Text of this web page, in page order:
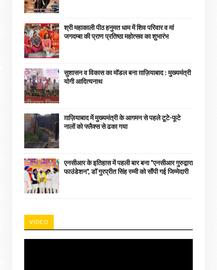
श्री महाकाली पीठ हनुमत धाम में शिव परिवार व मां
जगदम्बा की प्राण प्रतिष्ठा महोत्सव का शुभारंभ
सुशासन व विकास का मॉडल बना ग़ाज़ियाबाद : ​मुख्यमंत्री
योगी आदित्यनाथ
ग़ाज़ियाबाद में मुख्यमंत्री के आगमन से पहले टूटे-फूटे
नालों को फ्लैक्स से ढका गया
एनसीआर के इतिहास में पहली बार बना "एनसीआर गुरुद्वारा
फाउंडेशन", डॉ गुरप्रीत सिंह रम्मी को सौंपी गई जिम्मेदारी
VIDEO